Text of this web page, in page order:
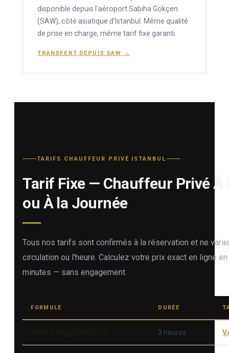
disponible depuis l'aéroport Sabiha Gökçen
(SAW), côté asiatique d'Istanbul. Même qualité
de prise en charge, même tarif fixe garanti.
TRANSFERT DEPUIS SAW →
TARIFS CHAUFFEUR PRIVÉ ISTANBUL
Tarif Fixe — Chauffeur Privé À
ou À la Journée
Tous nos tarifs sont confirmés à la réservation et ne
circulation ou l'heure. Calculez votre prix exact en ligne
minutes — sans engagement.
FORMULE DURÉE
3 heures